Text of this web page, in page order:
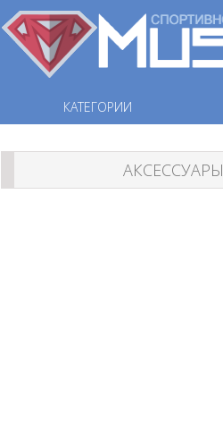
КАТЕГОРИИ
АКСЕССУАРЫ